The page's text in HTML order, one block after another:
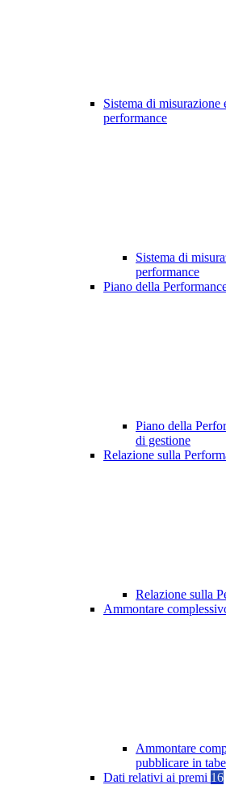
Sistema di misurazione
performance
Sistema di
performance
Piano della
Piano della
di gestione
Relazione sulla
Relazione sulla
Ammontare
Ammontare
pubblicare in
Dati relativi ai premi 16